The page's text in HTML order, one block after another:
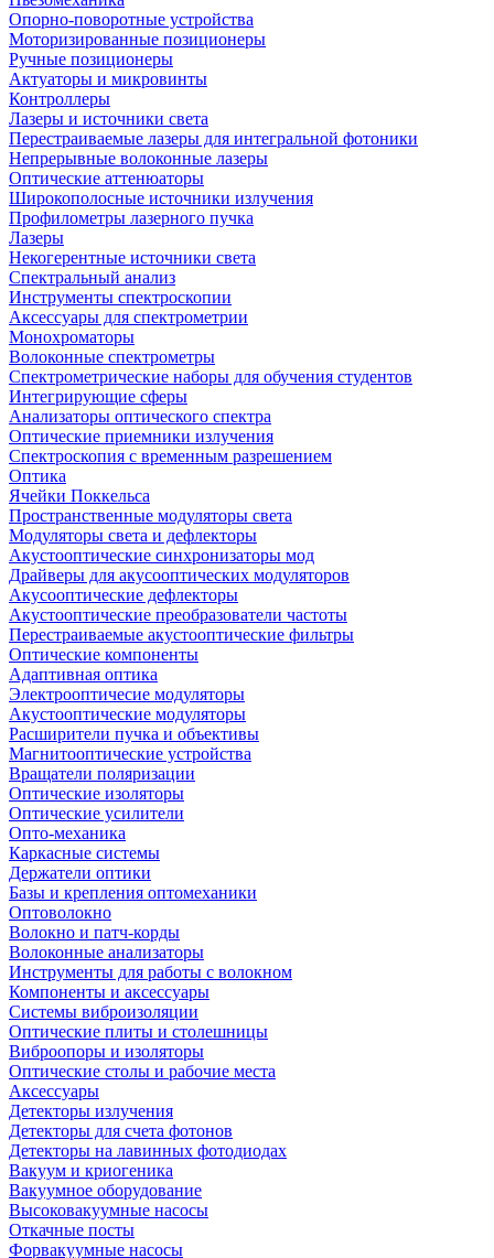
Опорно-поворотные устройства
Моторизированные позиционеры
Ручные позиционеры
Актуаторы и микровинты
Контроллеры
Лазеры и источники света
Перестраиваемые лазеры для интегральной фотоники
Непрерывные волоконные лазеры
Оптические аттенюаторы
Широкополосные источники излучения
Профилометры лазерного пучка
Лазеры
Некогерентные источники света
Спектральный анализ
Инструменты спектроскопии
Аксессуары для спектрометрии
Монохроматоры
Волоконные спектрометры
Спектрометрические наборы для обучения студентов
Интегрирующие сферы
Анализаторы оптического спектра
Оптические приемники излучения
Спектроскопия с временным разрешением
Оптика
Ячейки Поккельса
Пространственные модуляторы света
Модуляторы света и дефлекторы
Акустооптические синхронизаторы мод
Драйверы для акусооптических модуляторов
Акусооптические дефлекторы
Акустооптические преобразователи частоты
Перестраиваемые акустооптические фильтры
Оптические компоненты
Адаптивная оптика
Электрооптичесие модуляторы
Акустооптические модуляторы
Расширители пучка и объективы
Магнитооптические устройства
Вращатели поляризации
Оптические изоляторы
Оптические усилители
Опто-механика
Каркасные системы
Держатели оптики
Базы и крепления оптомеханики
Оптоволокно
Волокно и патч-корды
Волоконные анализаторы
Инструменты для работы с волокном
Компоненты и аксессуары
Системы виброизоляции
Оптические плиты и столешницы
Виброопоры и изоляторы
Оптические столы и рабочие места
Аксессуары
Детекторы излучения
Детекторы для счета фотонов
Детекторы на лавинных фотодиодах
Вакуум и криогеника
Вакуумное оборудование
Высоковакуумные насосы
Откачные посты
Форвакуумные насосы